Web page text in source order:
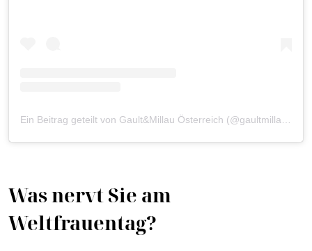
Ein Beitrag geteilt von Gault&Millau Österreich (@gaultmillau_austria)
Was nervt Sie am
Weltfrauentag?